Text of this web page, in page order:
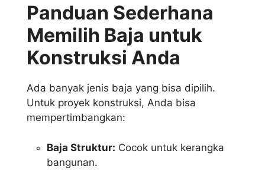
Panduan Sederhana
Memilih Baja untuk
Konstruksi Anda
Ada banyak jenis baja yang bisa dipilih.
Untuk proyek konstruksi, Anda bisa
mempertimbangkan:
Baja Struktur: Cocok untuk kerangka
bangunan.